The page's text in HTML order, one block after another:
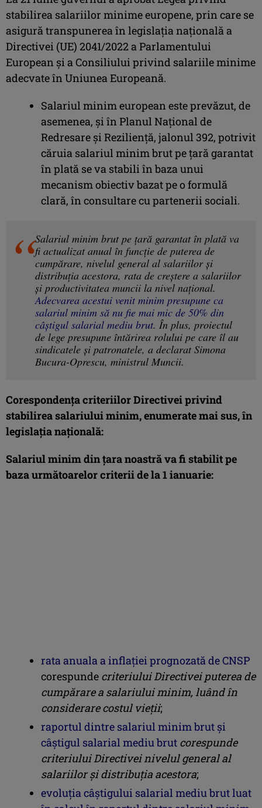
stabilirea salariilor minime europene, prin care se
asigură transpunerea în legislația națională a
Directivei (UE) 2041/2022 a Parlamentului
European și a Consiliului privind salariile minime
adecvate în Uniunea Europeană.
Salariul minim european este prevăzut, de
asemenea, și în Planul Național de
Redresare și Reziliență, jalonul 392, potrivit
căruia salariul minim brut pe țară garantat
în plată se va stabili în baza unui
mecanism obiectiv bazat pe o formulă
clară, în consultare cu partenerii sociali.
Salariul minim brut pe țară garantat în plată va
fi actualizat anual în funcție de puterea de
cumpărare, nivelul general al salariilor și
distribuția acestora, rata de creștere a salariilor
și productivitatea muncii la nivel național.
Adecvarea acestui venit minim presupune ca
salariul minim să nu fie mai mic de 50% din
câștigul salarial mediu brut. În plus, proiectul
de lege presupune întărirea rolului pe care îl au
sindicatele și patronatele, a declarat Simona
Bucura-Oprescu, ministrul Muncii.
Corespondenţa criteriilor Directivei privind
stabilirea salariului minim, enumerate mai sus, în
legislaţia naţională:
Salariul minim din ţara noastră va fi stabilit pe
baza următoarelor criterii de la 1 ianuarie:
rata anuala a inflaţiei prognozată de CNSP
corespunde criteriului Directivei puterea de
cumpărare a salariului minim, luând în
considerare costul vieții;
raportul dintre salariul minim brut şi
câştigul salarial mediu brut corespunde
criteriului Directivei nivelul general al
salariilor și distribuția acestora;
evoluţia câştigului salarial mediu brut luat